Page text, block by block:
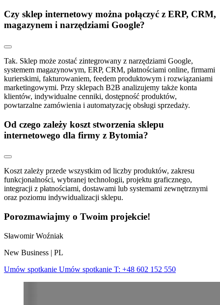
Czy sklep internetowy można połączyć z ERP, CRM,
magazynem i narzędziami Google?
Tak. Sklep może zostać zintegrowany z narzędziami Google,
systemem magazynowym, ERP, CRM, płatnościami online, firmami
kurierskimi, fakturowaniem, feedem produktowym i rozwiązaniami
marketingowymi. Przy sklepach B2B analizujemy także konta
klientów, indywidualne cenniki, dostępność produktów,
powtarzalne zamówienia i automatyzację obsługi sprzedaży.
Od czego zależy koszt stworzenia sklepu
internetowego dla firmy z Bytomia?
Koszt zależy przede wszystkim od liczby produktów, zakresu
funkcjonalności, wybranej technologii, projektu graficznego,
integracji z płatnościami, dostawami lub systemami zewnętrznymi
oraz poziomu indywidualizacji sklepu.
Porozmawiajmy o Twoim projekcie!
Sławomir Woźniak
New Business | PL
Umów spotkanie Umów spotkanie T: +48 602 152 550